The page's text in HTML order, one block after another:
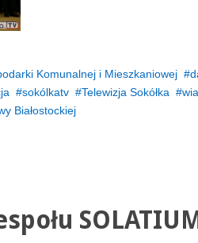
Komunalnej i Mieszkaniowej
sokólkatv Telewizja Sokółka
Białostockiej